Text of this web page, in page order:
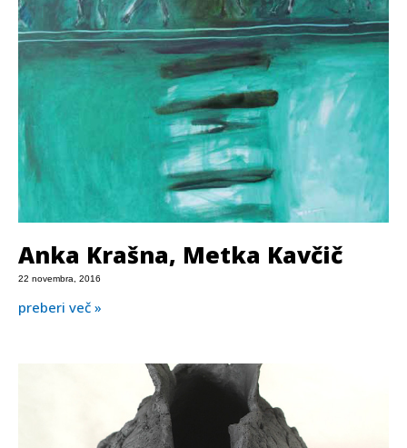
Anka Krašna, Metka Kavčič
22 novembra, 2016
preberi več »